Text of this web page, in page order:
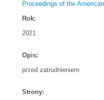
Proceedings of the
Rok:
2021
Opis:
przed zatrudnieniem
Strony: